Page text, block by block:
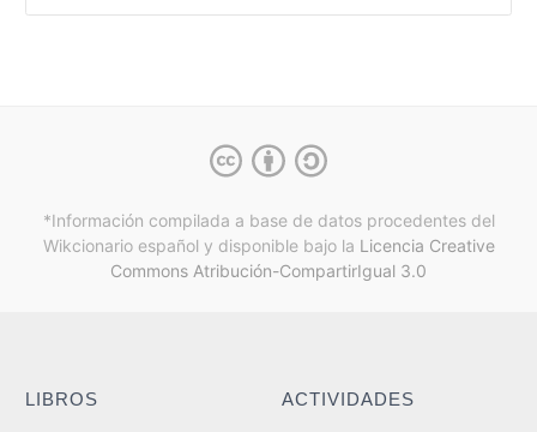
*Información compilada a base de datos procedentes del
Wikcionario español y disponible bajo la Licencia Creative
Commons Atribución-CompartirIgual 3.0
LIBROS ACTIVIDADES